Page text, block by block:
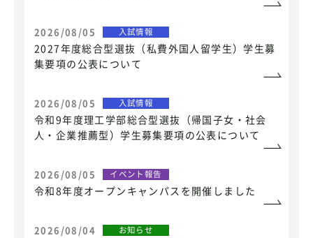
2026/08/05 入試情報
2027年度総合型選抜（私費外国人留学生）学生募
集要項の公表について
2026/08/05 入試情報
令和9年度理工学部総合型選抜（帰国子女・社会
人・企業推薦型）学生募集要項の公表について
2026/08/05 イベント報告
令和8年度オープンキャンパスを開催しました
2026/08/04 お知らせ